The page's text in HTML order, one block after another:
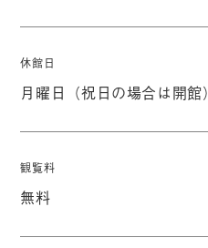
休館日
月曜日（祝日の場合は開館）
観覧料
無料